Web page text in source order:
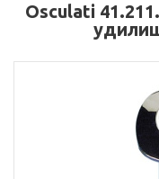
Osculati